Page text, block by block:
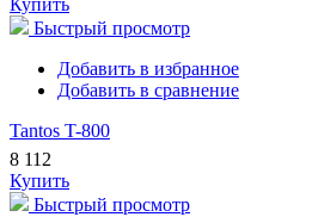
Купить
Быстрый просмотр
Добавить в избранное
Добавить в сравнение
Tantos T-800
8 112
Купить
Быстрый просмотр